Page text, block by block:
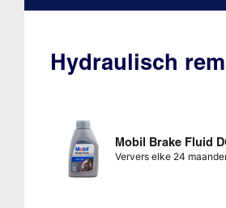
Hydraulisch
Mobil Brake Fluid
Ververs elke 24